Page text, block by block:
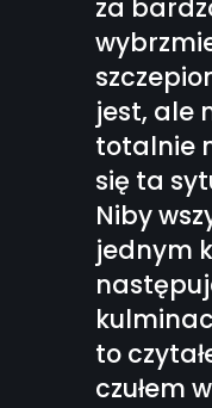
za
jest, ale
totalnie
się ta
Niby
jednym
to
czułem